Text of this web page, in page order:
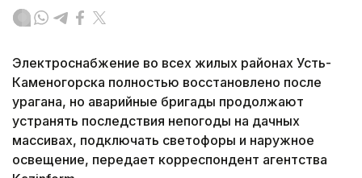
Электроснабжение во всех жилых районах Усть-
Каменогорска полностью восстановлено после
урагана, но аварийные бригады продолжают
устранять последствия непогоды на дачных
массивах, подключать светофоры и наружное
освещение, передает корреспондент агентства